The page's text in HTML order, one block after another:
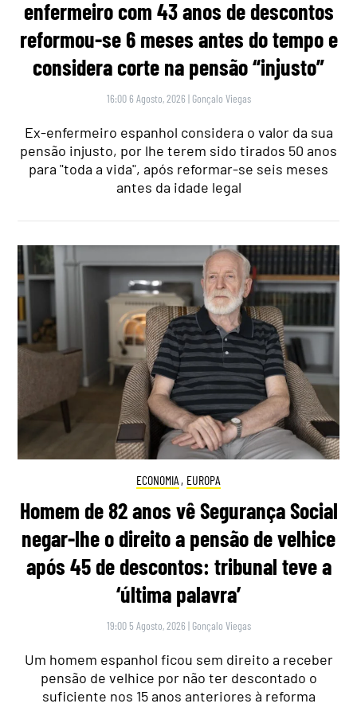
enfermeiro com 43 anos de descontos
reformou-se 6 meses antes do tempo e
considera corte na pensão “injusto”
16:00 6 Agosto, 2026 | Gonçalo Viegas
Ex-enfermeiro espanhol considera o valor da sua
pensão injusto, por lhe terem sido tirados 50 anos
para "toda a vida", após reformar-se seis meses
antes da idade legal
ECONOMIA , EUROPA
Homem de 82 anos vê Segurança Social
negar-lhe o direito a pensão de velhice
após 45 de descontos: tribunal teve a
‘última palavra’
19:00 5 Agosto, 2026 | Gonçalo Viegas
Um homem espanhol ficou sem direito a receber
pensão de velhice por não ter descontado o
suficiente nos 15 anos anteriores à reforma